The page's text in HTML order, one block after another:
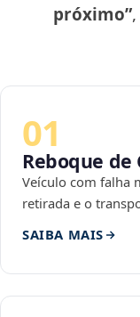
próximo”
01
Reboque de
Veículo com falha
retirada e o
SAIBA MAIS